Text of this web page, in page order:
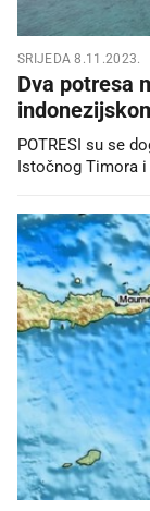
SRIJEDA 8.11.2023.
Dva potresa
POTRESI su se
Istočnog Timora i